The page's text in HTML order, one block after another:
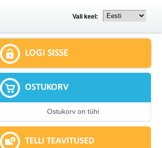
Vali keel:
LOGI SISSE
OSTUKORV
Ostukorv on tühi
TELLI TEAVITUSED